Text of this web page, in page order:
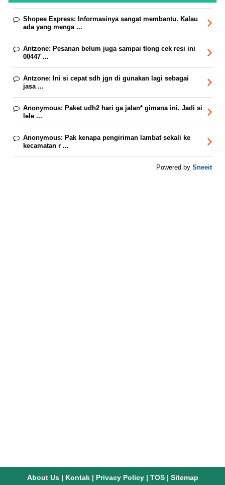
Shopee Express: Informasinya sangat membantu. Kalau
ada yang menga ...
Antzone: Pesanan belum juga sampai tlong cek resi ini
00447 ...
Antzone: Ini si cepat sdh jgn di gunakan lagi sebagai
jasa ...
Anonymous: Paket udh2 hari ga jalan* gimana ini. Jadi si
lele ...
Anonymous: Pak kenapa pengiriman lambat sekali ke
kecamatan r ...
Powered by Sneeit
About Us| Kontak| Privacy Policy| TOS| Sitemap